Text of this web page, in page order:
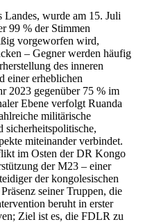
Landes, wurde am 15. Juli
99 % der Stimmen
vorgeworfen wird,
– Gegner werden häufig
des inneren
einer erheblichen
2023 gegenüber 75 % im
Ebene verfolgt Ruanda
militärische
sicherheitspolitische,
miteinander verbindet.
im Osten der DR Kongo
der M23 – einer
der kongolesischen
seiner Truppen, die
beruht in erster
Ziel ist es, die FDLR zu